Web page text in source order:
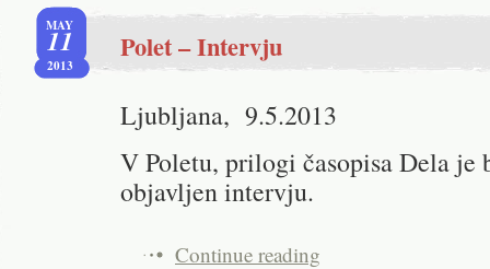
MAY
11
2013
Polet – Intervju
Ljubljana, 9.5.2013
V Poletu, prilogi časopisa Dela je
objavljen intervju.
Continue reading